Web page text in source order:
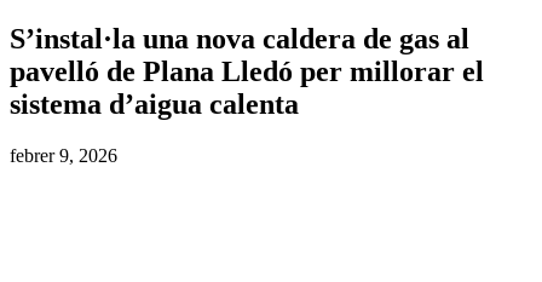
S’instal·la una nova caldera de gas al
pavelló de Plana Lledó per millorar el
sistema d’aigua calenta
febrer 9, 2026